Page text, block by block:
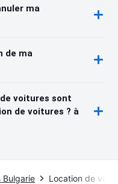
ma
de ma
voitures sont
de voitures ? à
Bulgarie Location de